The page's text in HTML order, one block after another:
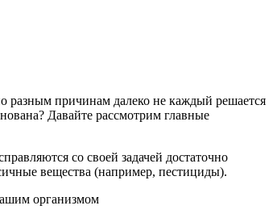
разным причинам далеко не каждый решается
Давайте рассмотрим главные
со своей задачей достаточно
вещества (например, пестициды).
организмом